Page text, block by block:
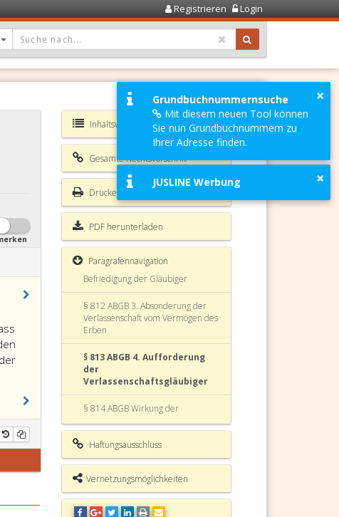
Registrieren Login
DROPDOWN: GEWÄHLTER WERT IST ALLE
Inhaltsverzeichnis ABGB
Gesamte Rechtsvorschrift
Drucken
PDF herunterladen
Paragrafennavigation
§ 803 ABGB Berechtigung zum
§ 805 ABGB
§ 806 ABGB
§ 807 ABGB
§ 808 ABGB
§ 809 ABGB Übertragung des
Erbrechts
§ 810 ABGB 1. Verwaltung
§ 811 ABGB 2. Sicherstellung oder
Befriedigung der Gläubiger
§ 812 ABGB 3. Absonderung der
Verlassenschaft vom Vermögen des
Erben
§ 813 ABGB 4. Aufforderung
der
Verlassenschaftsgläubiger
§ 814 ABGB Wirkung der
Unterlassung
§ 815 ABGB
§ 816 ABGB Testamentsvollstrecker
§ 817 ABGB Nachweis der
Haftungsausschluss
Vernetzungsmöglichkeiten
×
Grundbuchnummernsuche
Mit diesem neuen Tool können
Sie nun Grundbuchnummern zu
Ihrer Adresse finden.
×
JUSLINE Werbung